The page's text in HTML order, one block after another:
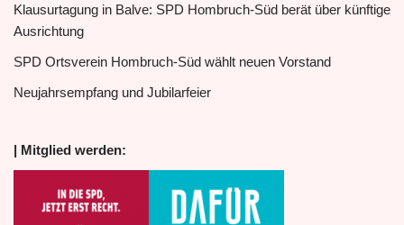
Klausurtagung in Balve: SPD Hombruch-Süd berät über künftige
Ausrichtung
SPD Ortsverein Hombruch-Süd wählt neuen Vorstand
Neujahrsempfang und Jubilarfeier
| Mitglied werden: